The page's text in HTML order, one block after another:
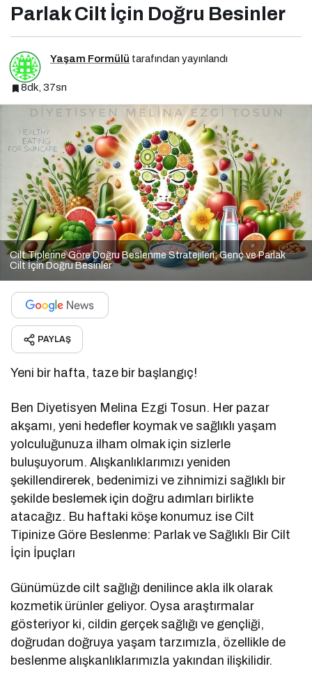
Parlak Cilt İçin Doğru Besinler
Yaşam Formülü tarafından yayınlandı
8dk, 37sn
Cilt Tiplerine Göre Doğru Beslenme Stratejileri; Genç ve Parlak
Cilt İçin Doğru Besinler
PAYLAŞ
Yeni bir hafta, taze bir başlangıç!
Ben Diyetisyen Melina Ezgi Tosun. Her pazar
akşamı, yeni hedefler koymak ve sağlıklı yaşam
yolculuğunuza ilham olmak için sizlerle
buluşuyorum. Alışkanlıklarımızı yeniden
şekillendirerek, bedenimizi ve zihnimizi sağlıklı bir
şekilde beslemek için doğru adımları birlikte
atacağız. Bu haftaki köşe konumuz ise Cilt
Tipinize Göre Beslenme: Parlak ve Sağlıklı Bir Cilt
İçin İpuçları
Günümüzde cilt sağlığı denilince akla ilk olarak
kozmetik ürünler geliyor. Oysa araştırmalar
gösteriyor ki, cildin gerçek sağlığı ve gençliği,
doğrudan doğruya yaşam tarzımızla, özellikle de
beslenme alışkanlıklarımızla yakından ilişkilidir.